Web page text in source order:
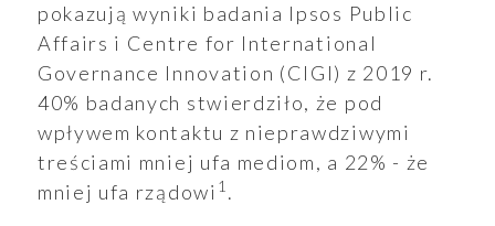
pokazują wyniki badania Ipsos Public
Affairs i Centre for International
Governance Innovation (CIGI) z 2019 r.
40% badanych stwierdziło, że pod
wpływem kontaktu z nieprawdziwymi
treściami mniej ufa mediom, a 22% - że
mniej ufa rządowi 1.